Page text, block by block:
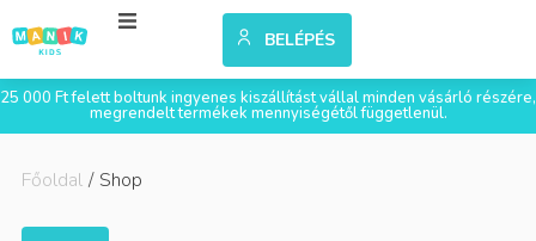
BELÉPÉS
25 000 Ft felett boltunk ingyenes kiszállítást vállal minden vásárló részére,
megrendelt termékek mennyiségétől függetlenül.
Főoldal / Shop